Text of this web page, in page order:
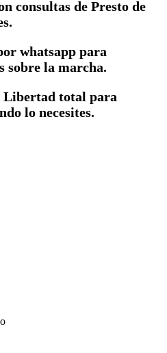
consultas de Presto de
whatsapp para
sobre la marcha.
Libertad total para
lo necesites.